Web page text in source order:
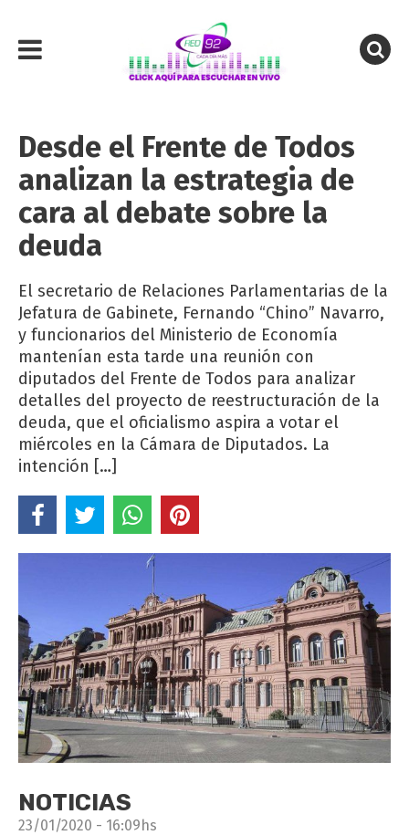
Desde el Frente de Todos
analizan la estrategia de
cara al debate sobre la
deuda
El secretario de Relaciones Parlamentarias de la
Jefatura de Gabinete, Fernando “Chino” Navarro,
y funcionarios del Ministerio de Economía
mantenían esta tarde una reunión con
diputados del Frente de Todos para analizar
detalles del proyecto de reestructuración de la
deuda, que el oficialismo aspira a votar el
miércoles en la Cámara de Diputados. La
intención […]
NOTICIAS
23/01/2020 - 16:09hs